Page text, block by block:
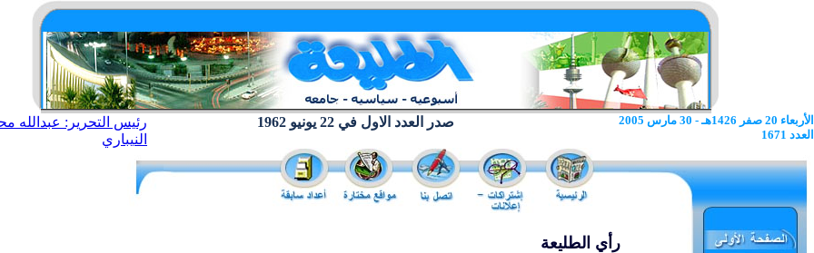
رئيس التحرير: عبدالله
النيباري
صدر العدد الاول في 22 يونيو 1962
الأربعاء 20 صفر 1426هـ - 30 مارس 2005
العدد 1671
رأي الطليعة